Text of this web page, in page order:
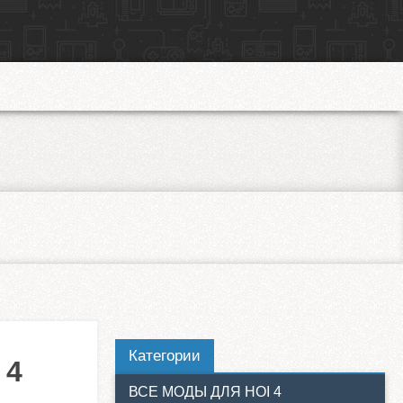
Категории
ВСЕ МОДЫ ДЛЯ HOI 4